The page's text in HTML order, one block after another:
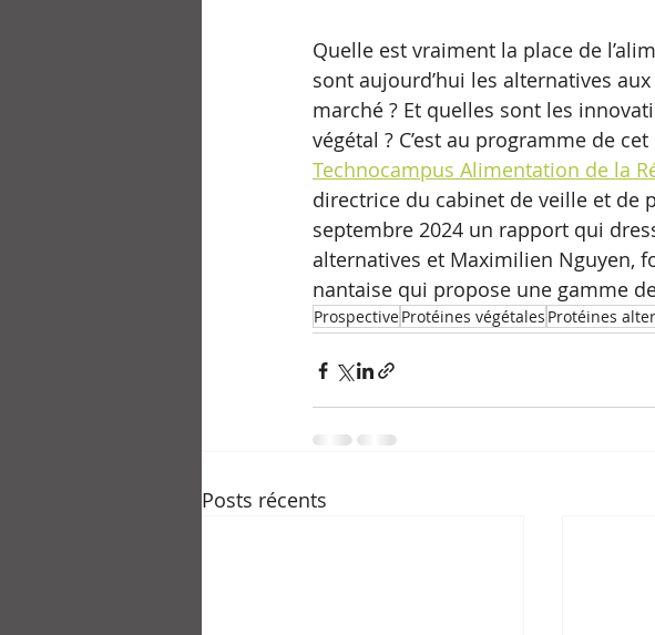
Quelle est vraiment la place de
sont aujourd’hui les alternatives
marché ? Et quelles sont les
végétal ? C’est au programme de
Technocampus Alimentation de la
directrice du cabinet de veille et de
septembre 2024 un rapport qui
alternatives et Maximilien Nguyen,
nantaise qui propose une gamme
ProspectiveProtéines végétales Protéines
Posts récents